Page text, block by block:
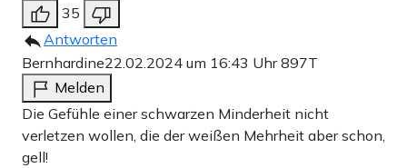
35
Antworten
Bernhardine22.02.2024 um 16:43 Uhr897T
Melden
Die Gefühle einer schwarzen Minderheit nicht
verletzen wollen, die der weißen Mehrheit aber schon,
gell!